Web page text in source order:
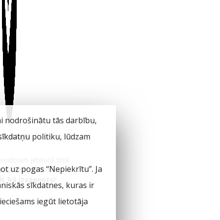
JUMS
krāsā un
nodrošinātu tās darbību,
politiku, lūdzam
uz pogas “Nepiekrītu”. Ja
sīkdatnes, kuras ir
iegūt lietotāja